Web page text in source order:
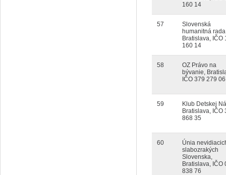
160 14
57
Slovenská
humanitná
Bratislava, IČO
160 14
58
OZ Právo na
bývanie,
IČO 379 279 06
59
Klub Detskej
Bratislava, IČO
868 35
60
Únia
slabozrakých
Slovenska,
Bratislava, IČO
838 76